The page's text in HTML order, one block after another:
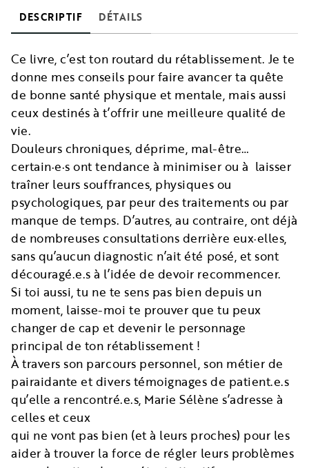
DESCRIPTIF DÉTAILS
Ce livre, c’est ton routard du rétablissement. Je te
donne mes conseils pour faire avancer ta quête
de bonne santé physique et mentale, mais aussi
ceux destinés à t’offrir une meilleure qualité de
vie.
Douleurs chroniques, déprime, mal-être…
certain·e·s ont tendance à minimiser ou à laisser
traîner leurs souffrances, physiques ou
psychologiques, par peur des traitements ou par
manque de temps. D’autres, au contraire, ont déjà
de nombreuses consultations derrière eux·elles,
sans qu’aucun diagnostic n’ait été posé, et sont
découragé.e.s à l’idée de devoir recommencer.
Si toi aussi, tu ne te sens pas bien depuis un
moment, laisse-moi te prouver que tu peux
changer de cap et devenir le personnage
principal de ton rétablissement !
À travers son parcours personnel, son métier de
pairaidante et divers témoignages de patient.e.s
qu’elle a rencontré.e.s, Marie Sélène s’adresse à
celles et ceux
qui ne vont pas bien (et à leurs proches) pour les
aider à trouver la force de régler leurs problèmes